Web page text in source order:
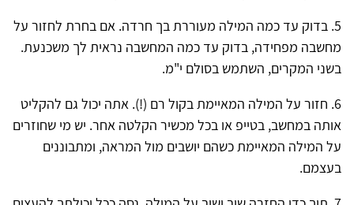
5. בדוק עד כמה המילה מעוררת בך חרדה. אם בחרת לחזור על
מחשבה מפחידה, בדוק עד כמה המחשבה נראית לך משכנעת.
בשני המקרים, השתמש בסולם י"מ.
6. חזור על המילה המאיימת בקול רם (!). אתה יכול גם להקליט
אותה במחשב, בטייפ או בכל מכשיר הקלטה אחר. יש מי שחוזרים
על המילה המאיימת כשהם יושבים מול המראה, ומתבוננים
בעצמם.